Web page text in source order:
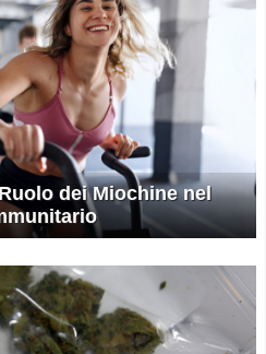
dei Miochine nel